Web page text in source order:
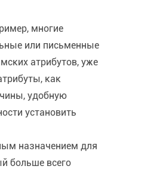
многие
или письменные
атрибутов, уже
как
удобную
установить
назначением для
больше всего